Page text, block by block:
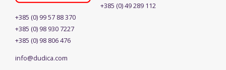
+385 (0) 49 289 112
+385 (0) 99 57 88 370
+385 (0) 98 930 7227
+385 (0) 98 806 476
info@dudica.com